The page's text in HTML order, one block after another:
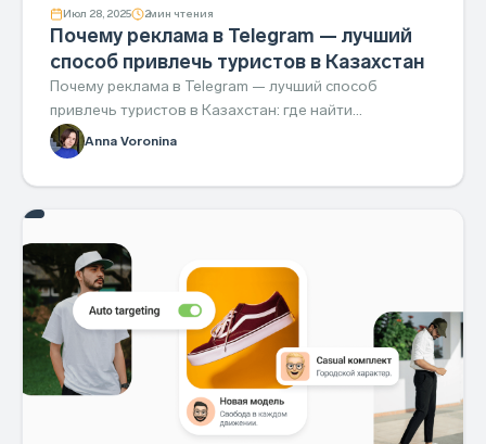
Июл 28, 2025 2мин чтения
Почему реклама в Telegram — лучший
способ привлечь туристов в Казахстан
Почему реклама в Telegram — лучший способ
привлечь туристов в Казахстан: где найти
аудиторию, готовую бронировать сейчас.
Anna Voronina